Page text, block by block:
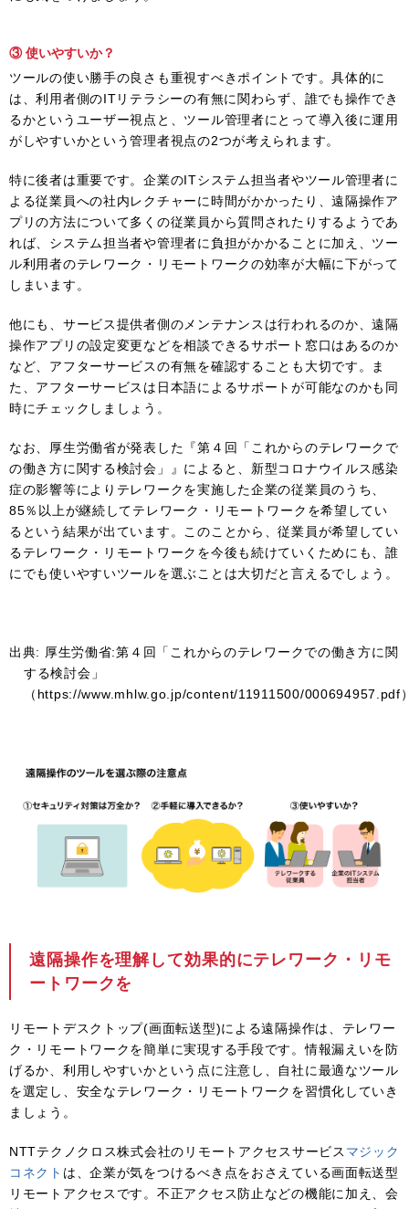
③ 使いやすいか？
ツールの使い勝手の良さも重視すべきポイントです。具体的に
は、利用者側のITリテラシーの有無に関わらず、誰でも操作でき
るかというユーザー視点と、ツール管理者にとって導入後に運用
がしやすいかという管理者視点の2つが考えられます。
特に後者は重要です。企業のITシステム担当者やツール管理者に
よる従業員への社内レクチャーに時間がかかったり、遠隔操作ア
プリの方法について多くの従業員から質問されたりするようであ
れば、システム担当者や管理者に負担がかかることに加え、ツー
ル利用者のテレワーク・リモートワークの効率が大幅に下がって
しまいます。
他にも、サービス提供者側のメンテナンスは行われるのか、遠隔
操作アプリの設定変更などを相談できるサポート窓口はあるのか
など、アフターサービスの有無を確認することも大切です。ま
た、アフターサービスは日本語によるサポートが可能なのかも同
時にチェックしましょう。
なお、厚生労働省が発表した『第４回「これからのテレワークで
の働き方に関する検討会」』によると、新型コロナウイルス感染
症の影響等によりテレワークを実施した企業の従業員のうち、
85％以上が継続してテレワーク・リモートワークを希望してい
るという結果が出ています。このことから、従業員が希望してい
るテレワーク・リモートワークを今後も続けていくためにも、誰
にでも使いやすいツールを選ぶことは大切だと言えるでしょう。
出典: 厚生労働省:第４回「これからのテレワークでの働き方に関
する検討会」
（https://www.mhlw.go.jp/content/11911500/000694957.pdf
遠隔操作を理解して効果的にテレワーク・リモ
ートワークを
リモートデスクトップ(画面転送型)による遠隔操作は、テレワー
ク・リモートワークを簡単に実現する手段です。情報漏えいを防
げるか、利用しやすいかという点に注意し、自社に最適なツール
を選定し、安全なテレワーク・リモートワークを習慣化していき
ましょう。
NTTテクノクロス株式会社のリモートアクセスサービス マジック
コネクト は、企業が気をつけるべき点をおさえている画面転送型
リモートアクセスです。不正アクセス防止などの機能に加え、会